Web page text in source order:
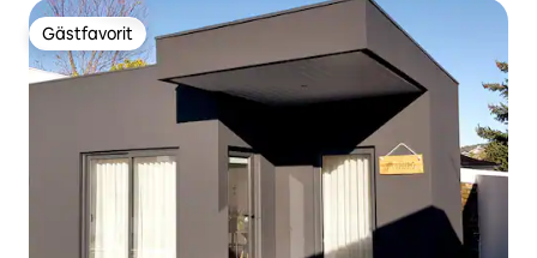
Gästfavorit
Gästfavorit